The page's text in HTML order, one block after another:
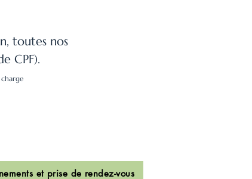
toutes nos
CPF).
et prise de rendez-vous